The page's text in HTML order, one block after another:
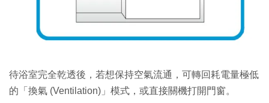
待浴室完全乾透後，若想保持空氣流通，可轉回耗電量極低
的「換氣 (Ventilation)」模式，或直接關機打開門窗。